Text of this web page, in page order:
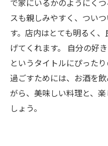
で家にいるかのようにく
スも親しみやすく、つい
す。店内はとても明るく
げてくれます。 自分の好
というタイトルにぴった
過ごすためには、お酒を
がら、美味しい料理と、
しょう。